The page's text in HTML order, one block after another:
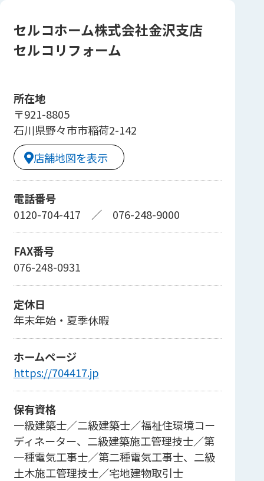
セルコホーム株式会社金沢支店
セルコリフォーム
所在地
〒921-8805
石川県野々市市稲荷2-142
店舗地図を表示
電話番号
0120-704-417 ／ 076-248-9000
FAX番号
076-248-0931
定休日
年末年始・夏季休暇
ホームページ
https://704417.jp
保有資格
一級建築士／二級建築士／福祉住環境コー
ディネーター、二級建築施工管理技士／第
一種電気工事士／第二種電気工事士、二級
土木施工管理技士／宅地建物取引士